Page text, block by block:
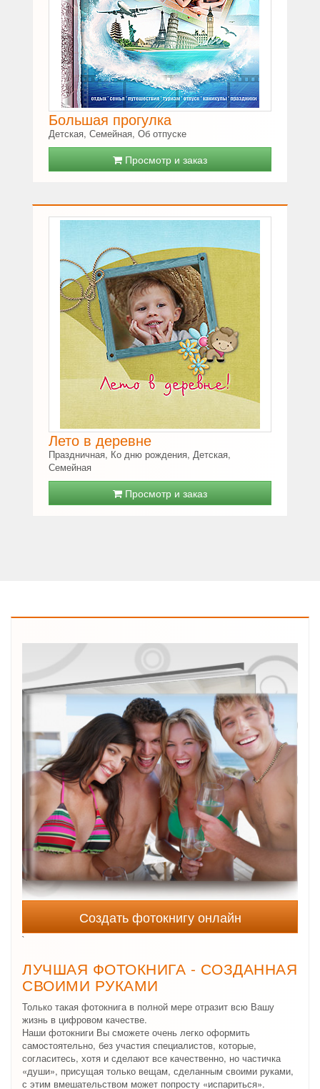
Большая прогулка
Детская, Семейная, Об отпуске
Просмотр и заказ
Лето в деревне
Праздничная, Ко дню рождения, Детская,
Семейная
Просмотр и заказ
Создать фотокнигу онлайн
`
ЛУЧШАЯ ФОТОКНИГА - СОЗДАННАЯ
СВОИМИ РУКАМИ
Только такая фотокнига в полной мере отразит всю Вашу
жизнь в цифровом качестве.
Наши фотокниги Вы сможете очень легко оформить
самостоятельно, без участия специалистов, которые,
согласитесь, хотя и сделают все качественно, но частичка
«души», присущая только вещам, сделанным своими руками,
с этим вмешательством может попросту «испариться».